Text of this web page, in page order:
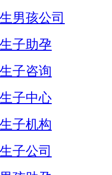
男孩公司
子助孕
子咨询
子中心
子机构
子公司